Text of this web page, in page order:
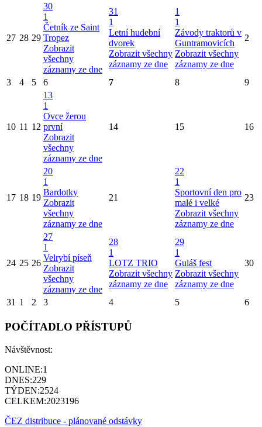
27 28 29
30
1
Četník ze Saint
Tropez
Zobrazit
všechny
záznamy ze dne
31
1
Letní hudební
dvorek
Zobrazit všechny
záznamy ze dne
1
1
Závody traktorů v
Guntramovicích
Zobrazit všechny
záznamy ze dne
2
3 4 5 6 7 8 9
10 11 12
13
1
Ovce žerou
první
Zobrazit
všechny
záznamy ze dne
14 15 16
17 18 19
20
1
Bardotky
Zobrazit
všechny
záznamy ze dne
21
22
1
Sportovní den pro
malé i velké
Zobrazit všechny
záznamy ze dne
23
24 25 26
27
1
Velrybí píseň
Zobrazit
všechny
záznamy ze dne
28
1
LOTZ TRIO
Zobrazit všechny
záznamy ze dne
29
1
Guláš fest
Zobrazit všechny
záznamy ze dne
30
31 1 2 3 4 5 6
POČÍTADLO PŘÍSTUPŮ
Návštěvnost:
ONLINE:1
DNES:229
TÝDEN:2524
CELKEM:2023196
ČEZ distribuce - plánované odstávky